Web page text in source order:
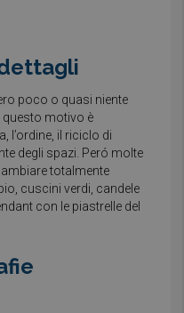
poco o quasi niente
questo motivo è
l’ordine, il riciclo di
degli spazi. Peró molte
totalmente
cuscini verdi, candele
con le piastrelle del